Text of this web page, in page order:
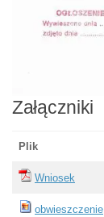
Załączniki
Plik
Wniosek
obwieszczenie